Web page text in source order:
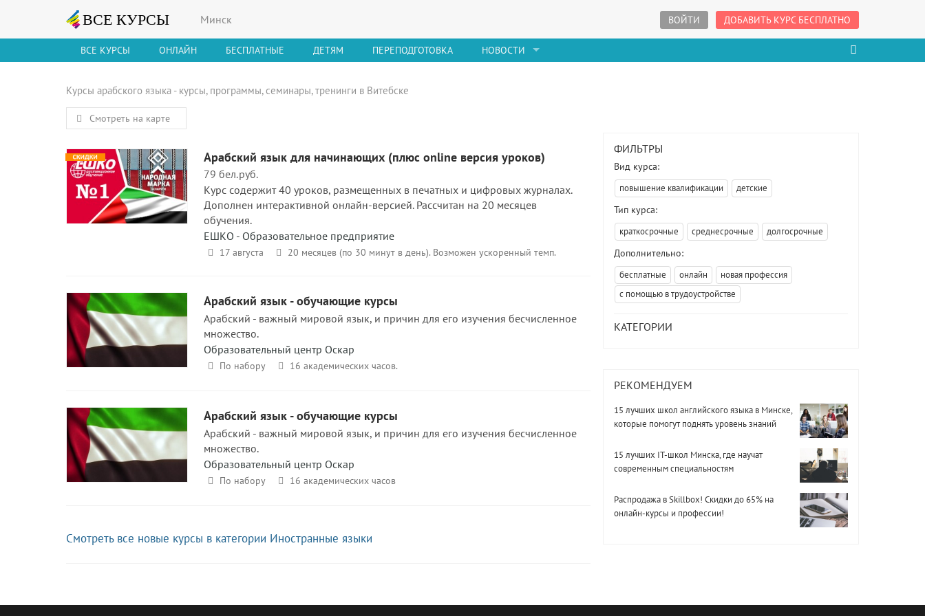
Минск ВОЙТИ ДОБАВИТЬ КУРС БЕСПЛАТНО
ВСЕ КУРСЫ ОНЛАЙН БЕСПЛАТНЫЕ ДЕТЯМ ПЕРЕПОДГОТОВКА НОВОСТИ
Курсы арабского языка - курсы, программы, семинары, тренинги в Витебске
Смотреть на карте
Арабский язык для начинающих (плюс online версия уроков)
79 бел.руб.
Курс содержит 40 уроков, размещенных в печатных и цифровых журналах.
Дополнен интерактивной онлайн-версией. Рассчитан на 20 месяцев
обучения.
ЕШКО - Образовательное предприятие
17 августа 20 месяцев (по 30 минут в день). Возможен ускоренный темп.
Арабский язык - обучающие курсы
Арабский - важный мировой язык, и причин для его изучения бесчисленное
множество.
Образовательный центр Оскар
По набору 16 академических часов.
Арабский язык - обучающие курсы
Арабский - важный мировой язык, и причин для его изучения бесчисленное
множество.
Образовательный центр Оскар
По набору 16 академических часов
Смотреть все новые курсы в категории Иностранные языки
ФИЛЬТРЫ
Вид курса:
повышение квалификации детские
Тип курса:
краткосрочные среднесрочные долгосрочные
Дополнительно:
бесплатные онлайн
новая профессия
с помощью в трудоустройстве
КАТЕГОРИИ
РЕКОМЕНДУЕМ
15 лучших школ английского языка в Минске,
которые помогут поднять уровень знаний
15 лучших IT-школ Минска, где научат
современным специальностям
Распродажа в Skillbox! Скидки до 65% на
онлайн-курсы и профессии!